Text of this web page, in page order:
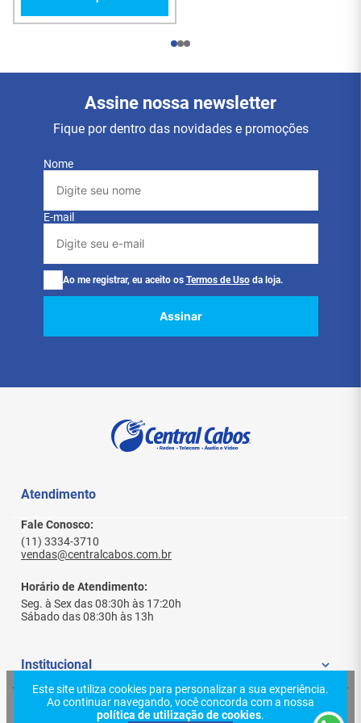
Este site utiliza cookies para personalizar a sua experiência.
Ao continuar navegando, você concorda com a nossa
política de utilização de cookies.
Assine nossa newsletter
Fique por dentro das novidades e promoções
Nome
E-mail
Ao me registrar, eu aceito os Termos de Uso da loja.
Assinar
Atendimento
Fale Conosco:
(11) 3334-3710
vendas@centralcabos.com.br
Horário de Atendimento:
Seg. à Sex das 08:30h às 17:20h
Sábado das 08:30h às 13h
Institucional
Quem Somos
Ajuda e Suporte